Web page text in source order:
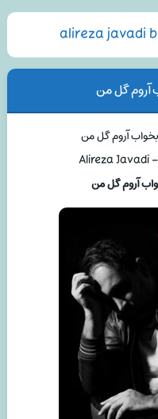
alireza javadi
آروم گل من
آروم گل من
Alireza Javadi
آروم گل من